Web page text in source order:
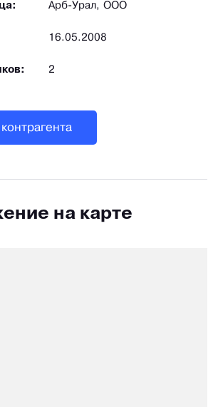
Арб-Урал, ООО
16.05.2008
2
на карте